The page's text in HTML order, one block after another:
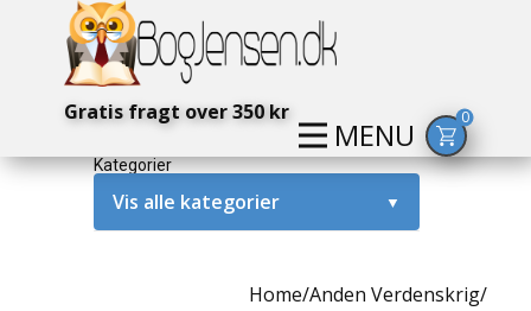
MENU
Gratis fragt over 350 kr 0
Kategorier
Vis alle kategorier ▼
Home/Anden Verdenskrig/